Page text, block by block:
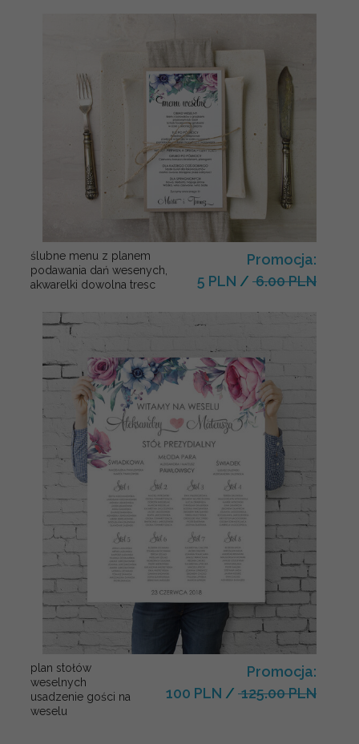
ślubne menu z planem
podawania dań wesenych,
akwarelki dowolna tresc
Promocja:
5 PLN / 6.00 PLN
plan stołów
weselnych
usadzenie gości na
weselu
Promocja:
100 PLN / 125.00 PLN